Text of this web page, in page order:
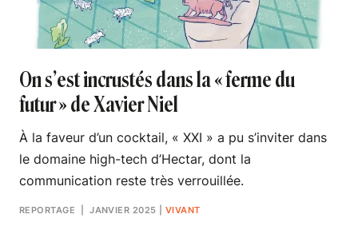
On s’est incrustés dans la « ferme du
futur » de Xavier Niel
À la faveur d’un cocktail, « XXI » a pu s’inviter dans
le domaine high-tech d’Hectar, dont la
communication reste très verrouillée.
REPORTAGE | JANVIER 2025 VIVANT